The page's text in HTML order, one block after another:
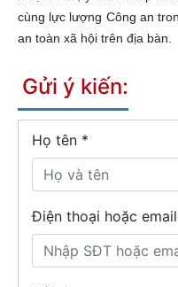
cùng lực lượng Công an
an toàn xã hội trên địa bàn.
Gửi ý kiến:
Họ tên *
Điện thoại hoặc